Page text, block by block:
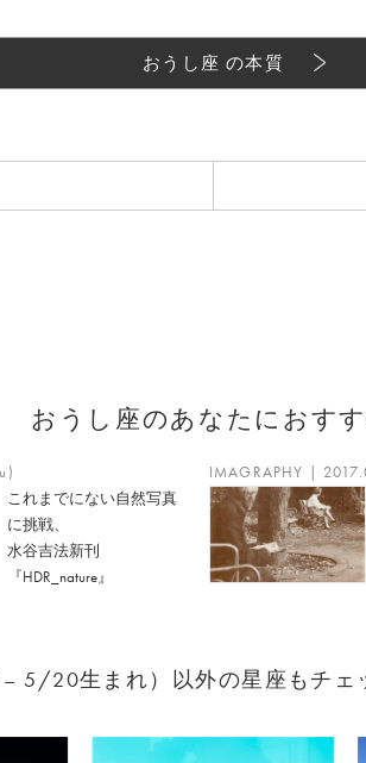
おうし座 の本質
おうし座のあなたにおす
これまでにない自然写真
に挑戦、
水谷吉法新刊
『HDR_nature』
IMAGRAPHY |
5/20生まれ）以外の星座もチェ